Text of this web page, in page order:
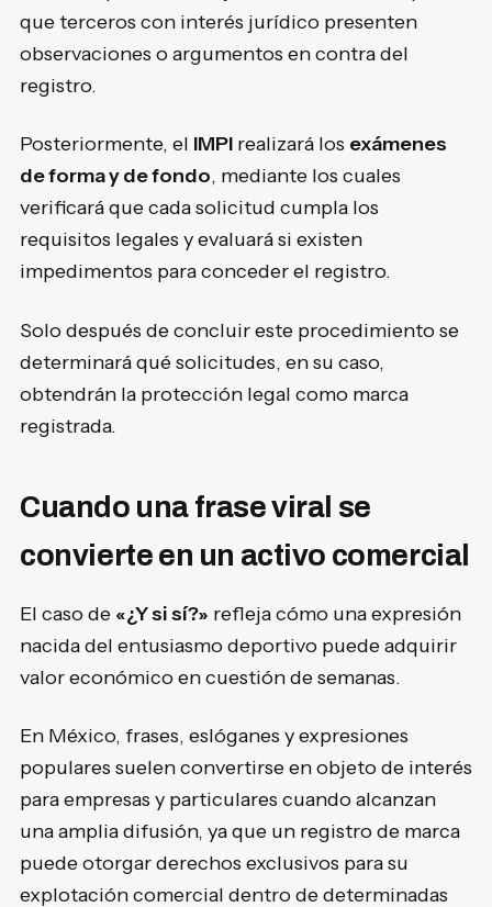
que terceros con interés jurídico presenten
observaciones o argumentos en contra del
registro.
Posteriormente, el IMPI realizará los exámenes
de forma y de fondo, mediante los cuales
verificará que cada solicitud cumpla los
requisitos legales y evaluará si existen
impedimentos para conceder el registro.
Solo después de concluir este procedimiento se
determinará qué solicitudes, en su caso,
obtendrán la protección legal como marca
registrada.
Cuando una frase viral se
convierte en un activo comercial
El caso de «¿Y si sí?» refleja cómo una expresión
nacida del entusiasmo deportivo puede adquirir
valor económico en cuestión de semanas.
En México, frases, eslóganes y expresiones
populares suelen convertirse en objeto de interés
para empresas y particulares cuando alcanzan
una amplia difusión, ya que un registro de marca
puede otorgar derechos exclusivos para su
explotación comercial dentro de determinadas